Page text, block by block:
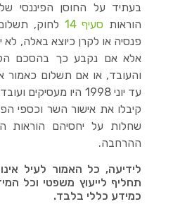
בעתיד על החוסן הפיננסי
הוראות סעיף 14
לחוק,
פנסיה או לקרן כיוצא באלה, לא
אלא אם נקבע כך בהסכם
והעובד, או אם תשלום כאמור
עד יוני 1998 היו
קיבלו את אישור השר וכספי
שחלות על יחסיהם הוראות
ההרחבה.
לידיעה, כל האמור לעיל
תחליף לייעוץ משפטי וכל
כמידע כללי בלבד.